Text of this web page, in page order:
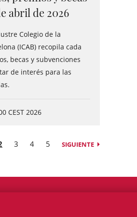
abril de 2026
Colegio de la
(ICAB) recopila cada
becas y subvenciones
de interés para las
CEST 2026
3 4 5 SIGUIENTE